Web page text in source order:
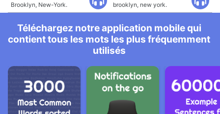
Brooklyn, New-York.
brooklyn, new york.
Téléchargez notre application mobile qui
contient tous les mots les plus fréquemment
utilisés